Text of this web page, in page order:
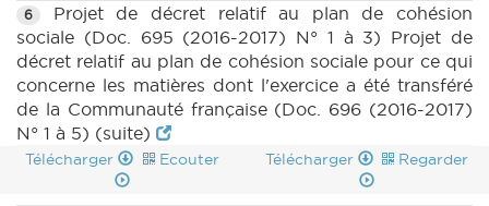
6
Projet de décret relatif au plan de cohésion
sociale (Doc. 695 (2016-2017) N° 1 à 3) Projet de
décret relatif au plan de cohésion sociale pour ce qui
concerne les matières dont l'exercice a été transféré
de la Communauté française (Doc. 696 (2016-2017)
N° 1 à 5) (suite)
Télécharger Ecouter Télécharger Regarder